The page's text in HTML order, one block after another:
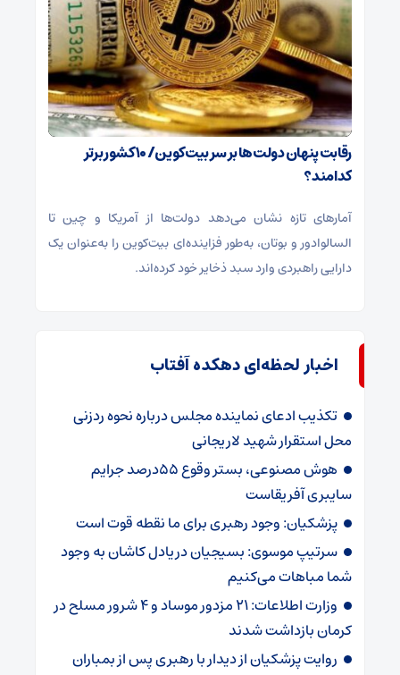
رقابت پنهان دولت‌ها بر سر بیت‌کوین/ ۱۰ کشور برتر
کدامند؟
آمارهای تازه نشان می‌دهد دولت‌ها از آمریکا و چین تا
السالوادور و بوتان، به‌طور فزاینده‌ای بیت‌کوین را به‌عنوان یک
دارایی راهبردی وارد سبد ذخایر خود کرده‌اند.
اخبار لحظه‌ای دهکده آفتاب
تکذیب ادعای نماینده مجلس درباره نحوه ردزنی
محل استقرار شهید لاریجانی
هوش مصنوعی، بستر وقوع 55درصد جرایم
سایبری آفریقاست
پزشکیان: وجود رهبری برای ما نقطه قوت است
سرتیپ موسوی: بسیجیان دریادل کاشان به وجود
شما مباهات می‌کنیم
وزارت اطلاعات: ۲۱ مزدور موساد و ۴ شرور مسلح در
کرمان بازداشت شدند
روایت پزشکیان از دیدار با رهبری پس از بمباران